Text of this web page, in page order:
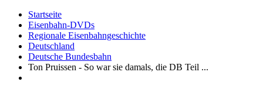
Startseite
Eisenbahn-DVDs
Regionale Eisenbahngeschichte
Deutschland
Deutsche Bundesbahn
Ton Pruissen - So war sie damals, die DB Teil ...